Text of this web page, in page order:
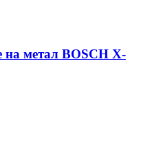
метал BOSCH X-